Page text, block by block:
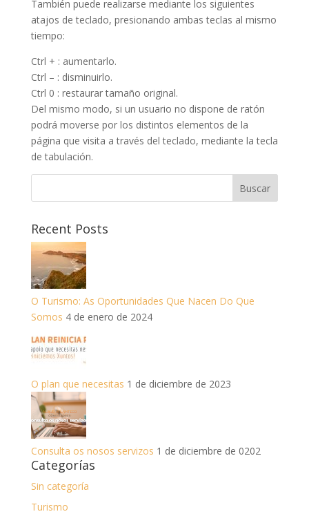
También puede realizarse mediante los siguientes
atajos de teclado, presionando ambas teclas al mismo
tiempo:
Ctrl + : aumentarlo.
Ctrl – : disminuirlo.
Ctrl 0 : restaurar tamaño original.
Del mismo modo, si un usuario no dispone de ratón
podrá moverse por los distintos elementos de la
página que visita a través del teclado, mediante la tecla
de tabulación.
Recent Posts
O Turismo: As Oportunidades Que Nacen Do Que
Somos 4 de enero de 2024
O plan que necesitas 1 de diciembre de 2023
Consulta os nosos servizos 1 de diciembre de 0202
Categorías
Sin categoría
Turismo